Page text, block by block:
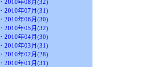
・2010年08月(32)
・2010年07月(31)
・2010年06月(30)
・2010年05月(32)
・2010年04月(30)
・2010年03月(31)
・2010年02月(28)
・2010年01月(31)